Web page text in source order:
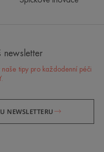
newsletter
naše tipy pro každodenní péči
NEWSLETTERU